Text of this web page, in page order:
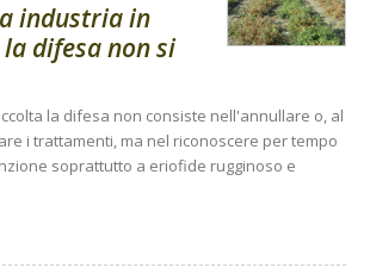
industria in
difesa non si
la difesa non consiste nell'annullare o, al
i trattamenti, ma nel riconoscere per tempo
soprattutto a eriofide rugginoso e